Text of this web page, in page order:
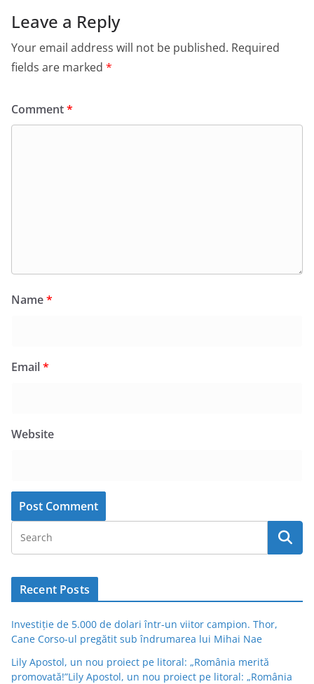
Leave a Reply
Your email address will not be published. Required
fields are marked *
Comment*
Name*
Email*
Website
Recent Posts
Investiție de 5.000 de dolari într-un viitor campion. Thor,
Cane Corso-ul pregătit sub îndrumarea lui Mihai Nae
Lily Apostol, un nou proiect pe litoral: „România merită
promovată!”Lily Apostol, un nou proiect pe litoral: „România